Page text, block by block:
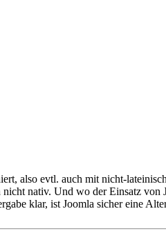
also evtl. auch mit nicht-
nativ. Und wo der Einsatz von
klar, ist Joomla sicher eine